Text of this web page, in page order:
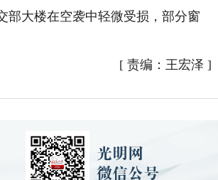
大楼在空袭中轻微受损，部分窗
[ 责编：王宏泽 ]